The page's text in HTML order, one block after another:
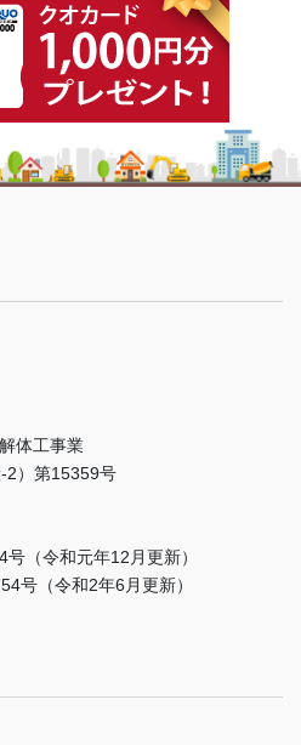
体工事業
-2）第15359号
（令和元年12月更新）
（令和2年6月更新）